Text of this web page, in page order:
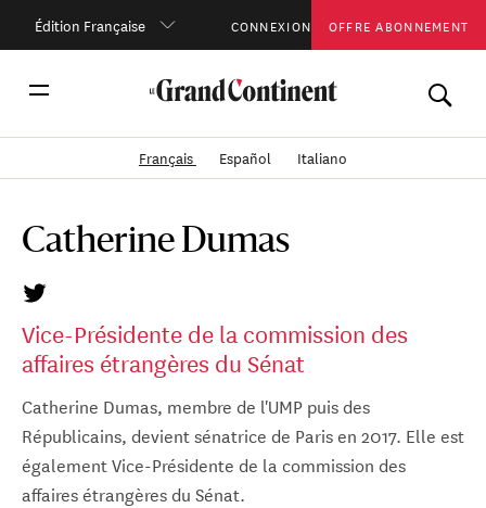
Édition Française CONNEXION OFFRE ABONNEMENT
Français Español Italiano
Catherine Dumas
Vice-Présidente de la commission des
affaires étrangères du Sénat
Catherine Dumas, membre de l'UMP puis des
Républicains, devient sénatrice de Paris en 2017. Elle est
également Vice-Présidente de la commission des
affaires étrangères du Sénat.